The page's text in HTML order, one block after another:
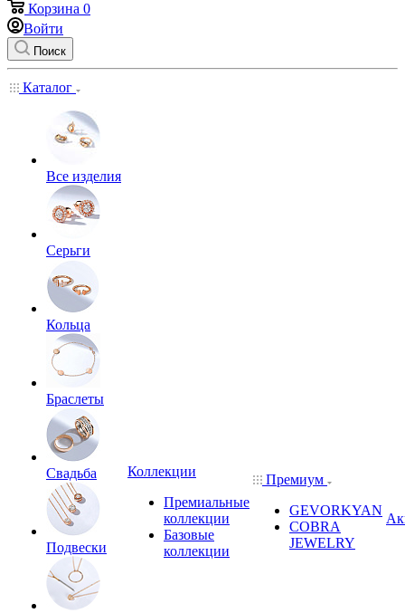
Корзина 0
Войти
Поиск
Каталог
Все изделия
Серьги
Кольца
Браслеты
Свадьба
Подвески
Коллекции
Премиальные
коллекции
Базовые
коллекции
Премиум
GEVORKYAN
COBRA
JEWELRY